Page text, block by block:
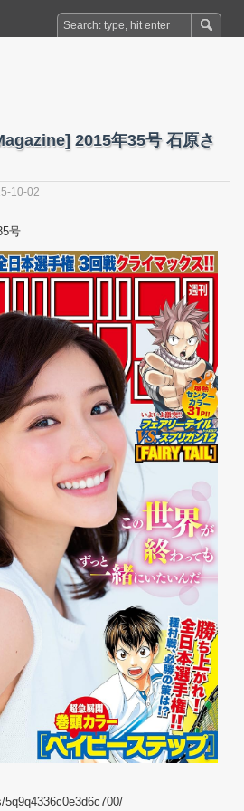
2015年35号 石原さ
10-02
号